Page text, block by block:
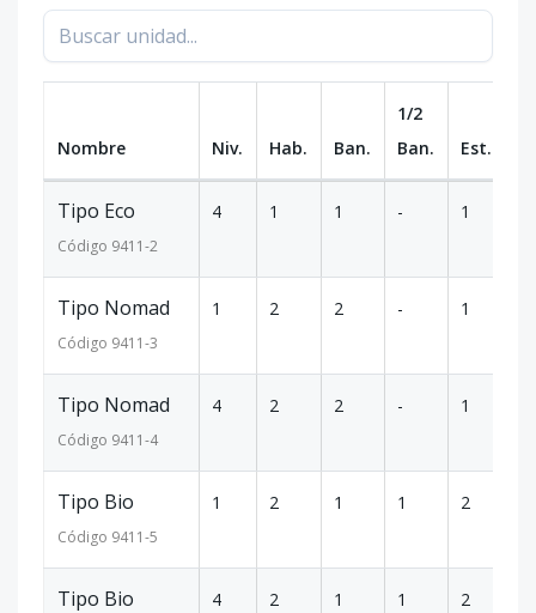
Nombre Niv. Hab. Ban.
1/2
Ban.
Est.
Tipo Eco
Código 9411-2
4 1 1 - 1
Tipo Nomad
Código 9411-3
1 2 2 - 1
Tipo Nomad
Código 9411-4
4 2 2 - 1
Tipo Bio
Código 9411-5
1 2 1 1 2
Tipo Bio 4 2 1 1 2